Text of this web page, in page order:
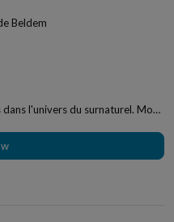
Beldem
dans l'univers du surnaturel. Mon